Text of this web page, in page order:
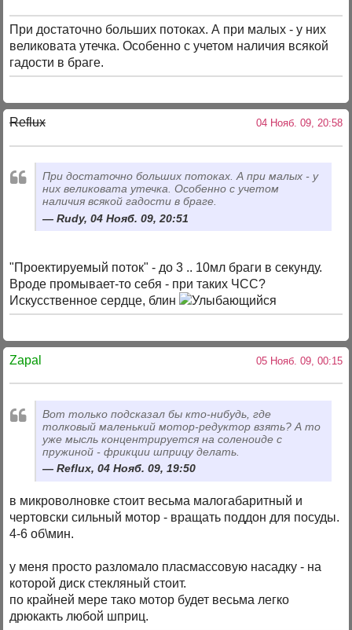
При достаточно больших потоках. А при малых - у них
великовата утечка. Особенно с учетом наличия всякой
гадости в браге.
Reflux 04 Нояб. 09, 20:58
При достаточно больших потоках. А при малых - у
них великовата утечка. Особенно с учетом
наличия всякой гадости в браге.
Rudy, 04 Нояб. 09, 20:51
"Проектируемый поток" - до 3 .. 10мл браги в секунду.
Вроде промывает-то себя - при таких ЧСС?
Искусственное сердце, блин
Zapal 05 Нояб. 09, 00:15
Вот только подсказал бы кто-нибудь, где
толковый маленький мотор-редуктор взять? А то
уже мысль концентрируется на соленоиде с
пружиной - фрикции шприцу делать.
Reflux, 04 Нояб. 09, 19:50
в микроволновке стоит весьма малогабаритный и
чертовски сильный мотор - вращать поддон для посуды.
4-6 об\мин.
у меня просто разломало пласмассовую насадку - на
которой диск стекляный стоит.
по крайней мере тако мотор будет весьма легко
дрюкакть любой шприц.